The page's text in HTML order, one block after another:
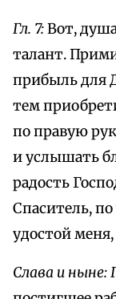
Гл. 7:Вот,
талант.
прибыль для
тем
по правую
и услышать
радость
Спаситель,
удостой
Слава и ныне: